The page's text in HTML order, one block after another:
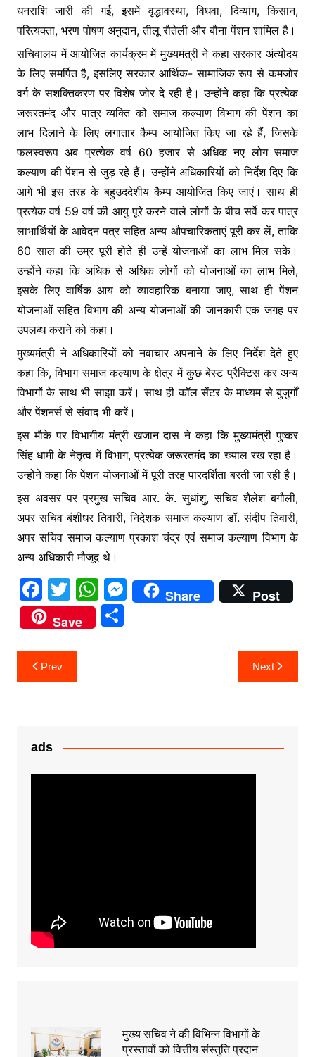
धनराशि जारी की गई, इसमें वृद्धावस्था, विधवा, दिव्यांग, किसान,
परित्यक्ता, भरण पोषण अनुदान, तीलू रौतेली और बौना पेंशन शामिल है।
सचिवालय में आयोजित कार्यक्रम में मुख्यमंत्री ने कहा सरकार अंत्योदय
के लिए समर्पित है, इसलिए सरकार आर्थिक- सामाजिक रूप से कमजोर
वर्ग के सशक्तिकरण पर विशेष जोर दे रही है। उन्होंने कहा कि प्रत्येक
जरूरतमंद और पात्र व्यक्ति को समाज कल्याण विभाग की पेंशन का
लाभ दिलाने के लिए लगातार कैम्प आयोजित किए जा रहे हैं, जिसके
फलस्वरूप अब प्रत्येक वर्ष 60 हजार से अधिक नए लोग समाज
कल्याण की पेंशन से जुड़ रहे हैं। उन्होंने अधिकारियों को निर्देश दिए कि
आगे भी इस तरह के बहुउददेशीय कैम्प आयोजित किए जाएं। साथ ही
प्रत्येक वर्ष 59 वर्ष की आयु पूरे करने वाले लोगों के बीच सर्वे कर पात्र
लाभार्थियों के आवेदन पत्र सहित अन्य औपचारिकताएं पूरी कर लें, ताकि
60 साल की उम्र पूरी होते ही उन्हें योजनाओं का लाभ मिल सके।
उन्होंने कहा कि अधिक से अधिक लोगों को योजनाओं का लाभ मिले,
इसके लिए वार्षिक आय को व्यावहारिक बनाया जाए, साथ ही पेंशन
योजनाओं सहित विभाग की अन्य योजनाओं की जानकारी एक जगह पर
उपलब्ध कराने को कहा।
मुख्यमंत्री ने अधिकारियों को नवाचार अपनाने के लिए निर्देश देते हुए
कहा कि, विभाग समाज कल्याण के क्षेत्र में कुछ बेस्ट प्रैक्टिस कर अन्य
विभागों के साथ भी साझा करें। साथ ही कॉल सेंटर के माध्यम से बुजुर्गों
और पेंशनर्स से संवाद भी करें।
इस मौके पर विभागीय मंत्री खजान दास ने कहा कि मुख्यमंत्री पुष्कर
सिंह धामी के नेतृत्व में विभाग, प्रत्येक जरूरतमंद का ख्याल रख रहा है।
उन्होंने कहा कि पेंशन योजनाओं में पूरी तरह पारदर्शिता बरती जा रही है।
इस अवसर पर प्रमुख सचिव आर. के. सुधांशु, सचिव शैलेश बगौली,
अपर सचिव बंशीधर तिवारी, निदेशक समाज कल्याण डॉ. संदीप तिवारी,
अपर सचिव समाज कल्याण प्रकाश चंद्र एवं समाज कल्याण विभाग के
अन्य अधिकारी मौजूद थे।
F
a
c
e
b
k
T
w
itt
er
W
h
at
M
e
er
Share
Post
Save
S
Post
navigation
Prev Next
ads
मुख्य सचिव ने की विभिन्न विभागों के
प्रस्तावों को वित्तीय संस्तुति प्रदान